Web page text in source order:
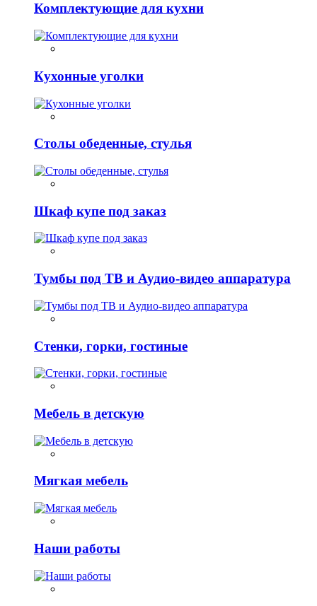
Комплектующие для кухни
Кухонные уголки
Столы обеденные, стулья
Шкаф купе под заказ
Тумбы под ТВ и Аудио-видео аппаратура
Стенки, горки, гостиные
Мебель в детскую
Мягкая мебель
Наши работы